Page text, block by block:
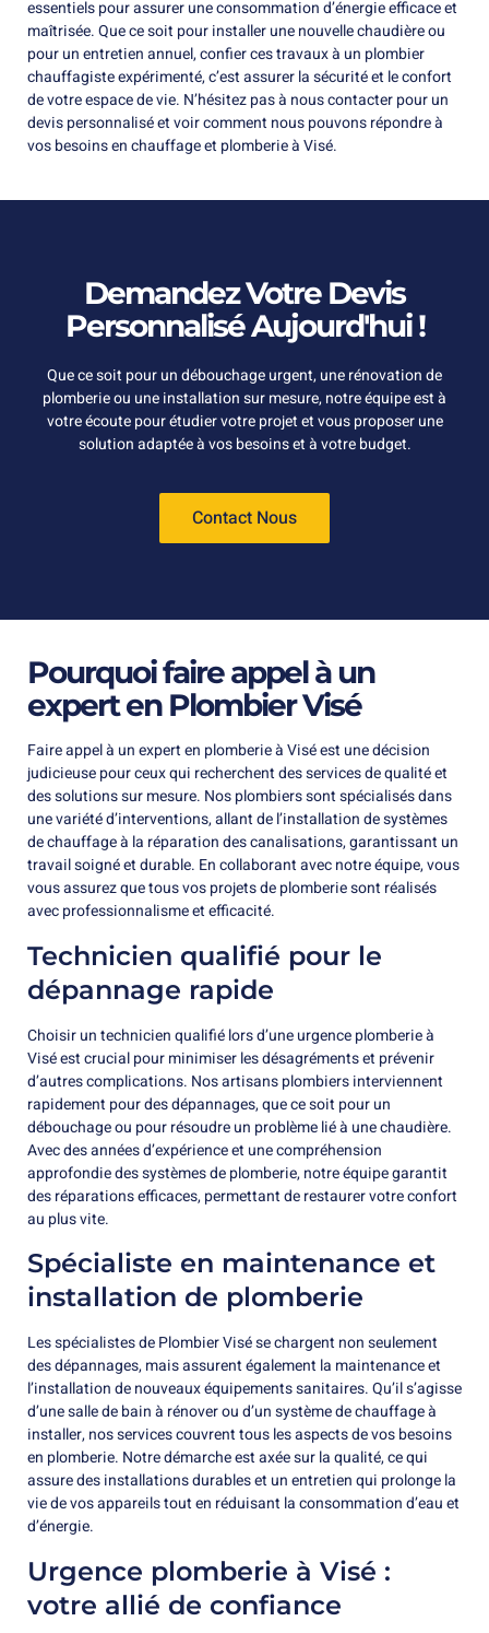
essentiels pour assurer une consommation d’énergie efficace et
maîtrisée. Que ce soit pour installer une nouvelle chaudière ou
pour un entretien annuel, confier ces travaux à un plombier
chauffagiste expérimenté, c’est assurer la sécurité et le confort
de votre espace de vie. N’hésitez pas à nous contacter pour un
devis personnalisé et voir comment nous pouvons répondre à
vos besoins en chauffage et plomberie à Visé.
Demandez Votre Devis
Personnalisé Aujourd'hui !
Que ce soit pour un débouchage urgent, une rénovation de
plomberie ou une installation sur mesure, notre équipe est à
votre écoute pour étudier votre projet et vous proposer une
solution adaptée à vos besoins et à votre budget.
Contact Nous
Pourquoi faire appel à un
expert en Plombier Visé
Faire appel à un expert en plomberie à Visé est une décision
judicieuse pour ceux qui recherchent des services de qualité et
des solutions sur mesure. Nos plombiers sont spécialisés dans
une variété d’interventions, allant de l’installation de systèmes
de chauffage à la réparation des canalisations, garantissant un
travail soigné et durable. En collaborant avec notre équipe, vous
vous assurez que tous vos projets de plomberie sont réalisés
avec professionnalisme et efficacité.
Technicien qualifié pour le
dépannage rapide
Choisir un technicien qualifié lors d’une urgence plomberie à
Visé est crucial pour minimiser les désagréments et prévenir
d’autres complications. Nos artisans plombiers interviennent
rapidement pour des dépannages, que ce soit pour un
débouchage ou pour résoudre un problème lié à une chaudière.
Avec des années d’expérience et une compréhension
approfondie des systèmes de plomberie, notre équipe garantit
des réparations efficaces, permettant de restaurer votre confort
au plus vite.
Spécialiste en maintenance et
installation de plomberie
Les spécialistes de Plombier Visé se chargent non seulement
des dépannages, mais assurent également la maintenance et
l’installation de nouveaux équipements sanitaires. Qu’il s’agisse
d’une salle de bain à rénover ou d’un système de chauffage à
installer, nos services couvrent tous les aspects de vos besoins
en plomberie. Notre démarche est axée sur la qualité, ce qui
assure des installations durables et un entretien qui prolonge la
vie de vos appareils tout en réduisant la consommation d’eau et
d’énergie.
Urgence plomberie à Visé :
votre allié de confiance